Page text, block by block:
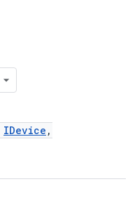
IDevice ,